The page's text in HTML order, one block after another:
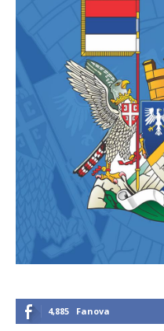
4,885 Fanova